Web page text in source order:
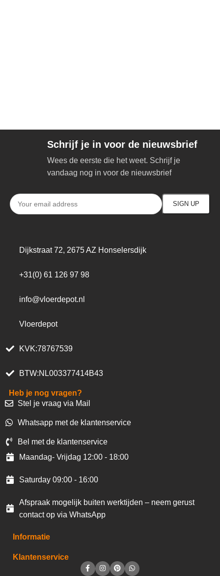
Schrijf je in voor de nieuwsbrief
Wees de eerste die het weet. Schrijf je
vandaag nog in voor de nieuwsbrief
Dijkstraat 72, 2675 AZ Honselersdijk
+31(0) 61 126 97 98
info@vloerdepot.nl
Vloerdepot
KVK:78767539
BTW:NL003377414B43
Heb je nog vragen?
Stel je vraag via Mail
Whatsapp met de klantenservice
Bel met de klantenservice
Maandag- Vrijdag 12:00 - 18:00
Saturday 09:00 - 16:00
Afspraak mogelijk buiten werktijden – neem gerust
contact op via WhatsApp
Informatie
Klantenservice